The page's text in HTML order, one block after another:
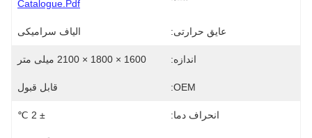
Catalogue.pdf
عایق حرارتی: الیاف سرامیکی
اندازه: 1600 × 1800 × 2100 میلی متر
OEM: قابل قبول
انحراف دما: ± 2 ℃